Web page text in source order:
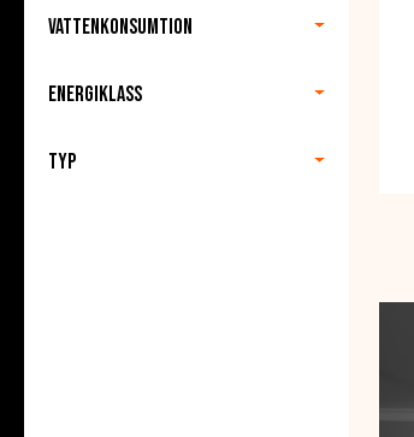
Vattenkonsumtion
Energiklass
Typ